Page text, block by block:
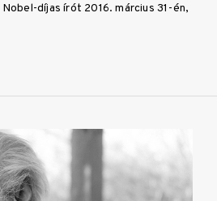
díjas írót 2016. március 31-én,